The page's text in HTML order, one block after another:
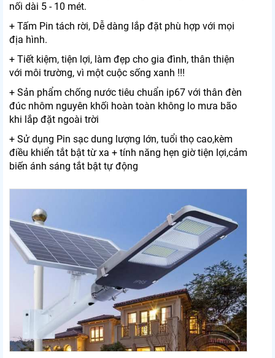
nối dài 5 - 10 mét.
+ Tấm Pin tách rời, Dễ dàng lắp đặt phù hợp với mọi
địa hình.
+ Tiết kiệm, tiện lợi, làm đẹp cho gia đình, thân thiện
với môi trường, vì một cuộc sống xanh !!!
+ Sản phẩm chống nước tiêu chuẩn ip67 với thân đèn
đúc nhôm nguyên khối hoàn toàn không lo mưa bão
khi lắp đặt ngoài trời
+ Sử dụng Pin sạc dung lượng lớn, tuổi thọ cao,kèm
điều khiển tắt bật từ xa + tính năng hẹn giờ tiện lợi,cảm
biến ánh sáng tắt bật tự động